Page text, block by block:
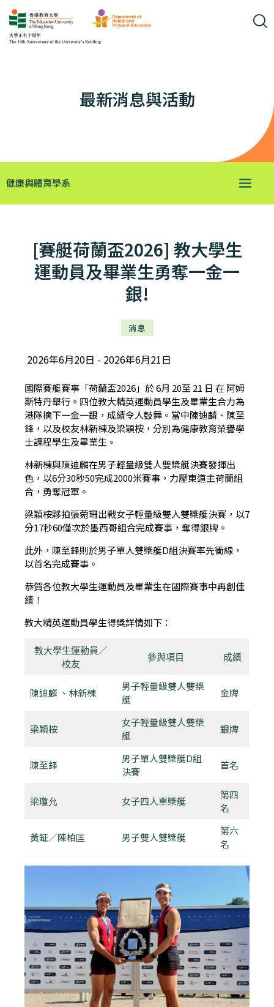
最新消息與活動
健康與體育學系
[賽艇荷蘭盃2026] 教大學生
運動員及畢業生勇奪一金一
銀!
消息
2026年6月20日 2026年6月21日
國際賽艇賽事「荷蘭盃2026」於 6月 20至 21 日 在 阿姆
斯特丹舉行。四位教大精英運動員學生及畢業生合力為
港隊摘下一金一銀，成績令人鼓舞。當中陳迪麟、陳至
鋒，以及校友林新棟及梁穎桉，分別為健康教育榮譽學
士課程學生及畢業生。
林新棟與陳迪麟在男子輕量級雙人雙槳艇決賽發揮出
色，以6分30秒50完成2000米賽事，力壓東道主荷蘭組
合，勇奪冠軍。
梁穎桉夥拍張菀珊出戰女子輕量級雙人雙槳艇決賽，以7
分17秒60僅次於墨西哥組合完成賽事，奪得銀牌。
此外，陳至鋒則於男子單人雙槳艇D組決賽率先衝線，
以首名完成賽事。
恭賀各位教大學生運動員及畢業生在國際賽事中再創佳
績！
教大精英運動員學生得獎詳情如下：
教大學生運動員／
校友
參與項目 成績
陳迪麟 、林新棟
男子輕量級雙人雙槳
艇
金牌
梁穎桉
女子輕量級雙人雙槳
艇
銀牌
陳至鋒
男子單人雙槳艇D組
決賽
首名
梁瓊允 女子四人單槳艇
第四
名
黃鉦／陳柏匡 男子雙人雙槳艇
第六
名